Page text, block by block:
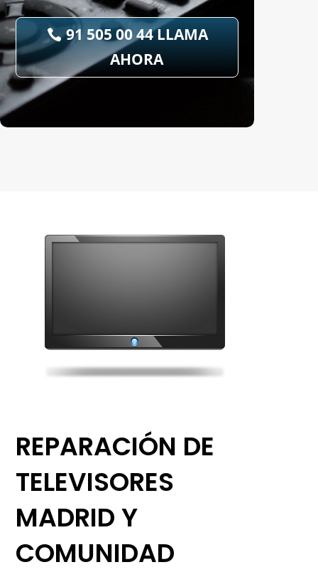
91 505 00 44 LLAMA
AHORA
REPARACIÓN DE
TELEVISORES
MADRID Y
COMUNIDAD